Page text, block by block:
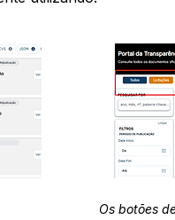
Os botões